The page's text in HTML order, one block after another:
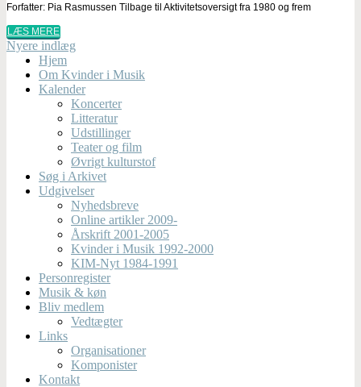
Forfatter: Pia Rasmussen Tilbage til Aktivitetsoversigt fra 1980 og frem
LÆS MERE
Nyere indlæg
Hjem
Om Kvinder i Musik
Kalender
Koncerter
Litteratur
Udstillinger
Teater og film
Øvrigt kulturstof
Søg i Arkivet
Udgivelser
Nyhedsbreve
Online artikler 2009-
Årskrift 2001-2005
Kvinder i Musik 1992-2000
KIM-Nyt 1984-1991
Personregister
Musik & køn
Bliv medlem
Vedtægter
Links
Organisationer
Komponister
Kontakt